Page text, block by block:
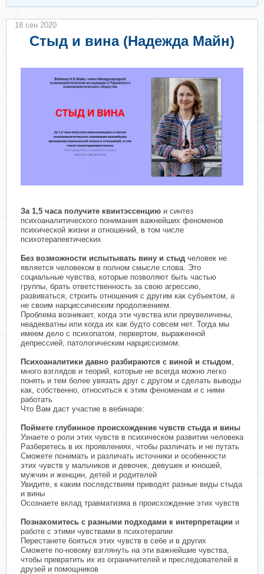
Стыд и вина (Надежда Майн)
За 1,5 часа получите квинтэссенцию и синтез
психоаналитического понимания важнейших феноменов
психической жизни и отношений, в том числе
психотерапевтических
Без возможности испытывать вину и стыд человек не
является человеком в полном смысле слова. Это
социальные чувства, которые позволяют быть частью
группы, брать ответственность за свою агрессию,
развиваться, строить отношения с другим как субъектом, а
не своим нарциссическим продолжением.
Проблема возникает, когда эти чувства или преувеличены,
неадекватны или когда их как будто совсем нет. Тогда мы
имеем дело с психопатом, первертом, выраженной
депрессией, патологическим нарциссизмом.
Психоаналитики давно разбираются с виной и стыдом
много взглядов и теорий, которые не всегда можно легко
понять и тем более увязать друг с другом и сделать выводы
как, собственно, относиться к этим феноменам и с ними
работать
Что Вам даст участие в вебинаре:
Поймете глубинное происхождение чувств стыда и вины
Узнаете о роли этих чувств в психическом развитии человека
Разберетесь в их проявлениях, чтобы различать и не путать
Сможете понимать и различать источники и особенности
этих чувств у мальчиков и девочек, девушек и юношей,
мужчин и женщин, детей и родителей
Увидите, к каким последствиям приводят разные виды стыда
и вины
Осознаете вклад травматизма в происхождение этих чувств
Познакомитесь с разными подходами к интерпретации и
работе с этими чувствами в психотерапии
Перестанете бояться этих чувств в себе и в других
Сможете по-новому взглянуть на эти важнейшие чувства,
чтобы превратить их из ограничителей и преследователей в
друзей и помощников
18 сен 2020